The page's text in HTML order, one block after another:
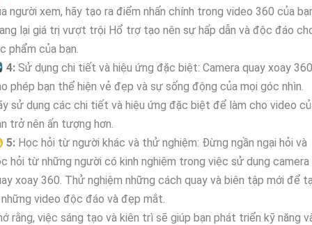
người xem, hãy tạo ra điểm nhấn chính trong video 360 của
lại giá trị vượt trội Hổ trợ tạo nên sự hấp dẫn và độc đáo
phẩm của bạn.
4: Sử dụng chi tiết và hiệu ứng đặc biệt: Camera quay xoay 360
phép bạn thể hiện vẻ đẹp và sự sống động của mọi góc nhìn.
sử dụng các chi tiết và hiệu ứng đặc biệt để làm cho video
trở nên ấn tượng hơn.
5: Học hỏi từ người khác và thử nghiệm: Đừng ngần ngại hỏi và
hỏi từ những người có kinh nghiệm trong việc sử dụng camera
xoay 360. Thử nghiệm những cách quay và biên tập mới để
video độc đáo và đẹp mắt.
rằng, việc sáng tạo và kiên trì sẽ giúp bạn phát triển kỹ năng